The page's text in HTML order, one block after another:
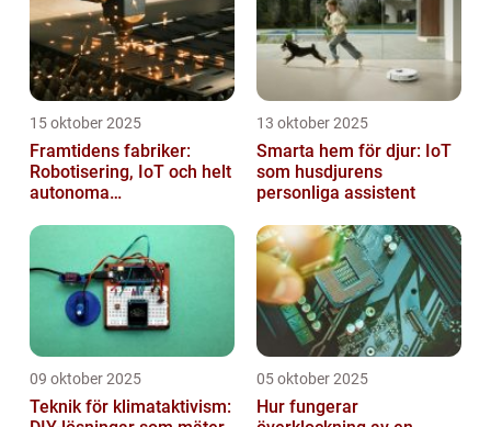
15 oktober 2025
Framtidens fabriker:
Robotisering, IoT och helt
autonoma
13 oktober 2025
Smarta hem för djur: IoT
som husdjurens
personliga assistent
09 oktober 2025
Teknik för klimataktivism:
05 oktober 2025
Hur fungerar